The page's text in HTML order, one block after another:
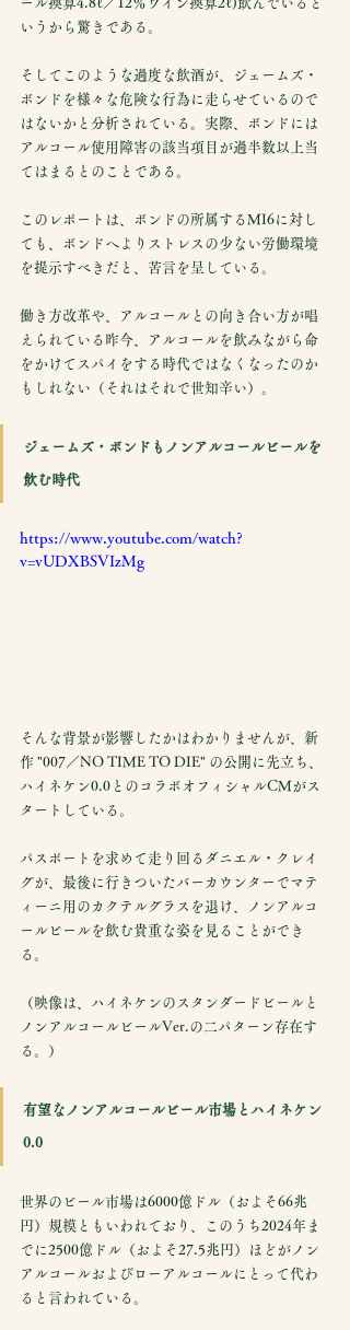
ール換算4.8ℓ／12％ワイン換算2ℓ)飲んでいると
いうから驚きである。
そしてこのような過度な飲酒が、ジェームズ・
ボンドを様々な危険な行為に走らせているので
はないかと分析されている。実際、ボンドには
アルコール使用障害の該当項目が過半数以上当
てはまるとのことである。
このレポートは、ボンドの所属するMI6に対し
ても、ボンドへよりストレスの少ない労働環境
を提示すべきだと、苦言を呈している。
働き方改革や、アルコールとの向き合い方が唱
えられている昨今、アルコールを飲みながら命
をかけてスパイをする時代ではなくなったのか
もしれない（それはそれで世知辛い）。
ジェームズ・ボンドもノンアルコールビールを
飲む時代
https://www.youtube.com/watch?
v=vUDXBSVIzMg
そんな背景が影響したかはわかりませんが、新
作 "007／NO TIME TO DIE" の公開に先立ち、
ハイネケン0.0とのコラボオフィシャルCMがス
タートしている。
パスポートを求めて走り回るダニエル・クレイ
グが、最後に行きついたバーカウンターでマテ
ィーニ用のカクテルグラスを退け、ノンアルコ
ールビールを飲む貴重な姿を見ることができ
る。
（映像は、ハイネケンのスタンダードビールと
ノンアルコールビールVer.の二パターン存在す
る。）
有望なノンアルコールビール市場とハイネケン
0.0
世界のビール市場は6000億ドル（およそ66兆
円）規模ともいわれており、このうち2024年ま
でに2500億ドル（およそ27.5兆円）ほどがノン
アルコールおよびローアルコールにとって代わ
ると言われている。